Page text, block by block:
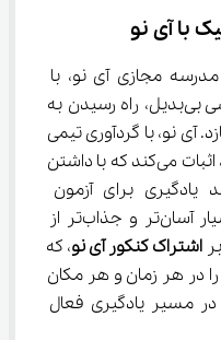
با آی نو
مجازی آی نو، با
رویکردی نوین و ویدیوهای آموزشی بی‌بدیل، راه رسیدن به
در کنکور را هموار می‌سازد. آی نو، با گردآوری تیمی
از اساتید برجسته و کاربلد کشور، اثبات می‌کند که با داشتن
یادگیری برای آزمون
سرنوشت‌ساز کنکور می‌تواند بسیار آسان‌تر و جذاب‌تر از
اشتراک کنکور آی نو، که
در هر زمان و هر مکان
همواره در مسیر یادگیری فعال